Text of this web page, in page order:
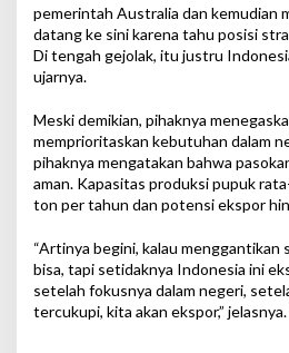
pemerintah Australia dan kemudian
datang ke sini karena tahu posisi
Di tengah gejolak, itu justru
ujarnya.
Meski demikian, pihaknya
memprioritaskan kebutuhan dalam
pihaknya mengatakan bahwa
aman. Kapasitas produksi pupuk
ton per tahun dan potensi ekspor
“Artinya begini, kalau menggantikan
bisa, tapi setidaknya Indonesia ini
setelah fokusnya dalam negeri,
tercukupi, kita akan ekspor,” jelasnya.